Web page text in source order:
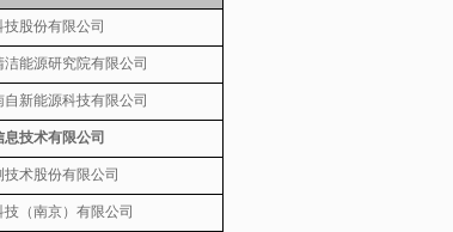
技股份有限公司
能源研究院有限公司
新能源科技有限公司
技术有限公司
技术股份有限公司
（南京）有限公司